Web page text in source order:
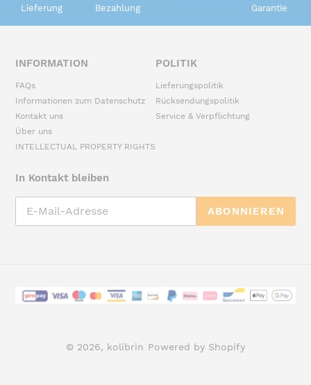
Lieferung
Bezahlung
Garantie
INFORMATION
FAQs
Informationen zum Datenschutz
Kontakt uns
Über uns
INTELLECTUAL PROPERTY RIGHTS
POLITIK
Lieferungspolitik
Rücksendungspolitik
Service & Verpflichtung
In Kontakt bleiben
ABONNIEREN
Zahlungsarten
© 2026, kolibrin Powered by Shopify